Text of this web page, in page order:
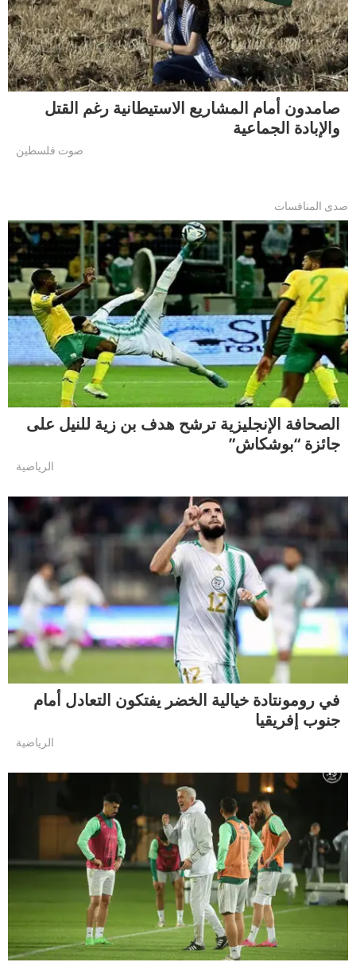
صامدون أمام المشاريع الاستيطانية رغم القتل
والإبادة الجماعية
صوت فلسطين
صدى المنافسات
الصحافة الإنجليزية ترشح هدف بن زية للنيل على
جائزة “بوشكاش”
الرياضية
في رومونتادة خيالية الخضر يفتكون التعادل أمام
جنوب إفريقيا
الرياضية